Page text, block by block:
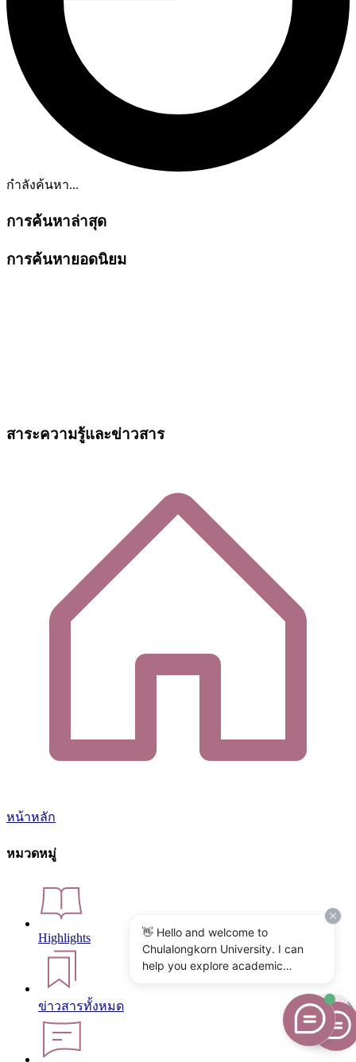
กำลังค้นหา...
การค้นหาล่าสุด
การค้นหายอดนิยม
สาระความรู้และข่าวสาร
หน้าหลัก
หมวดหมู่
Highlights
ข่าวสารทั้งหมด
👋 Hello and welcome to
Chulalongkorn University. I can
help you explore academic